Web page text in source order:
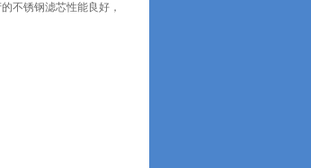
不锈钢滤芯性能良好，